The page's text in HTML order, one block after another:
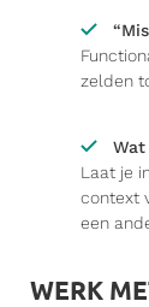
zelden
Laat je
context
een
WERK